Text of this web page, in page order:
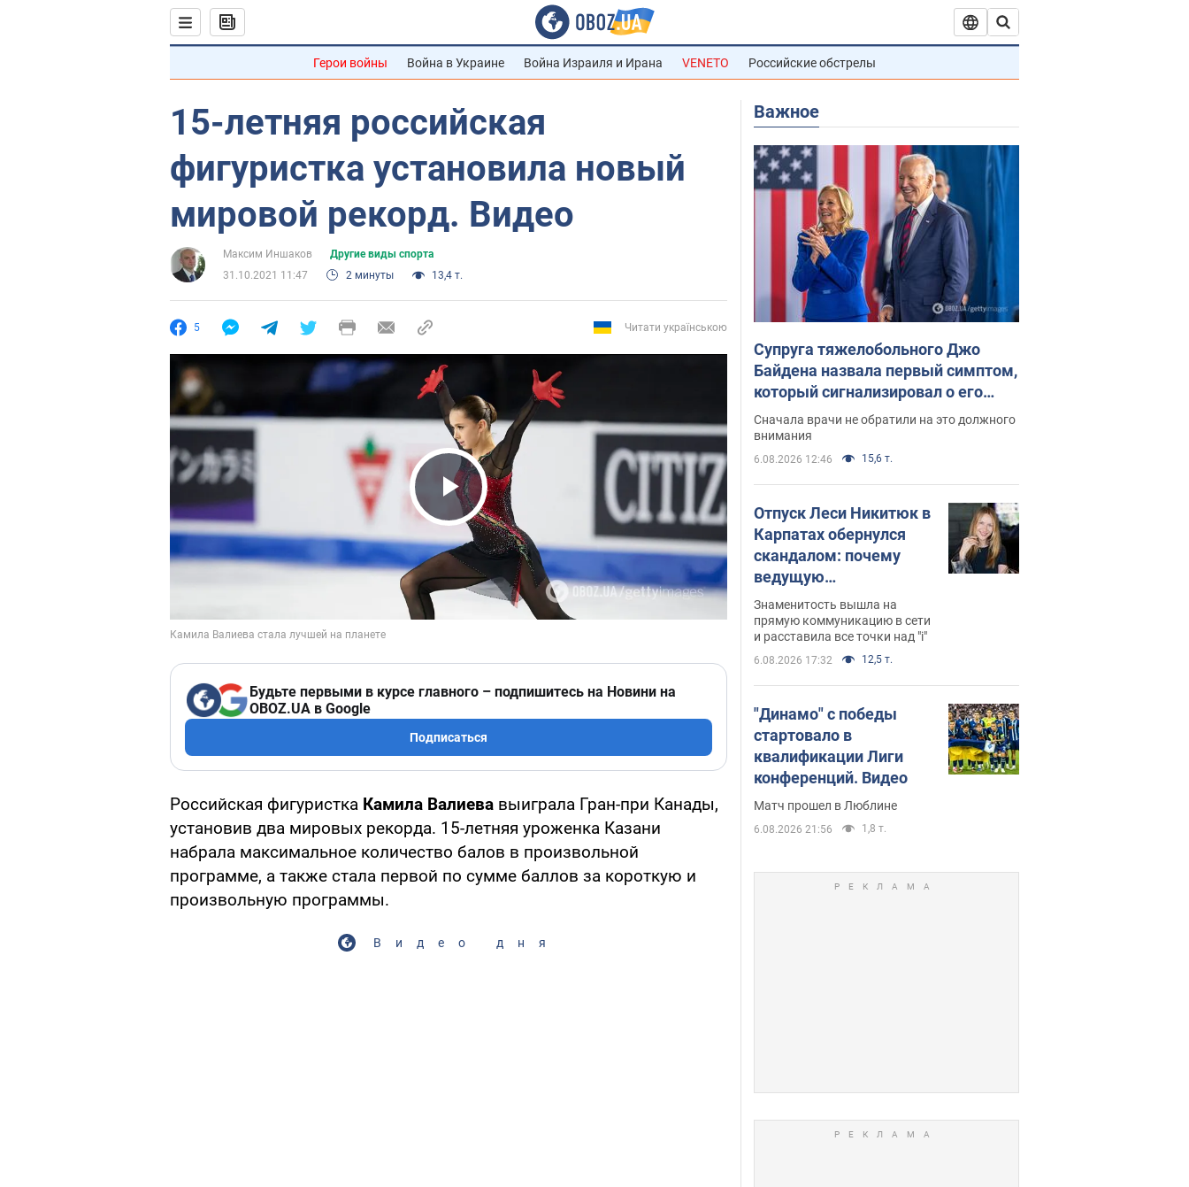
Герои войны Война в Украине Война Израиля и Ирана VENETO Российские обстрелы
15-летняя российская
фигуристка установила новый
мировой рекорд. Видео
Максим Иншаков
Другие виды спорта
31.10.2021 11:47
2 минуты 13,4 т.
5 Читати українською
Play Video
Будьте первыми в курсе главного – подпишитесь на Новини на
OBOZ.UA в Google
Подписаться
Российская фигуристка Камила Валиева выиграла Гран-при Канады,
установив два мировых рекорда. 15-летняя уроженка Казани
набрала максимальное количество балов в произвольной
программе, а также стала первой по сумме баллов за короткую и
произвольную программы.
Видео дня
Важное
Супруга тяжелобольного Джо
Байдена назвала первый симптом,
который сигнализировал о его
"агрессивном" раке
Сначала врачи не обратили на это должного
внимания
6.08.2026 12:46 15,6 т.
Отпуск Леси Никитюк в
Карпатах обернулся
скандалом: почему
ведущую
несправедливо
захейтили
Знаменитость вышла на
прямую коммуникацию в сети
и расставила все точки над "i"
6.08.2026 17:32 12,5 т.
"Динамо" с победы
стартовало в
квалификации Лиги
конференций. Видео
Матч прошел в Люблине
6.08.2026 21:56 1,8 т.